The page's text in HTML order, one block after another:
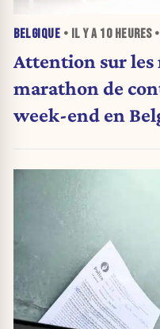
BELGIQUE • IL Y A 10 HEURES•
Attention sur les
marathon de
week-end en